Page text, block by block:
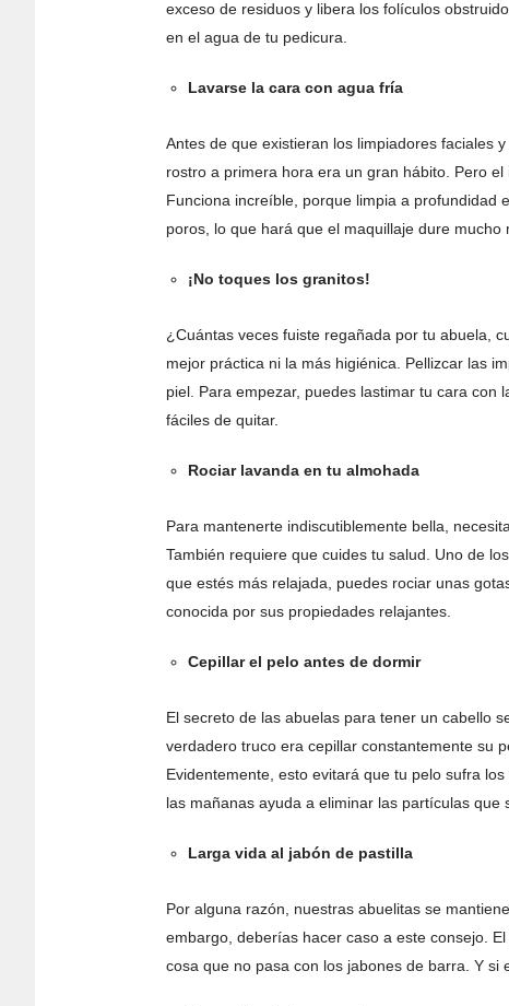
exceso de residuos y libera los folículos
en el agua de tu pedicura.
Lavarse la cara con agua fría
Antes de que existieran los limpiadores faciales
rostro a primera hora era un gran hábito. Pero
Funciona increíble, porque limpia a profundidad
poros, lo que hará que el maquillaje dure mucho
¡No toques los granitos!
¿Cuántas veces fuiste regañada por tu abuela,
mejor práctica ni la más higiénica. Pellizcar las
piel. Para empezar, puedes lastimar tu cara
fáciles de quitar.
Rociar lavanda en tu almohada
Para mantenerte indiscutiblemente bella,
También requiere que cuides tu salud. Uno de
que estés más relajada, puedes rociar unas
conocida por sus propiedades relajantes.
Cepillar el pelo antes de dormir
El secreto de las abuelas para tener un cabello
verdadero truco era cepillar constantemente su
Evidentemente, esto evitará que tu pelo sufra
las mañanas ayuda a eliminar las partículas que
Larga vida al jabón de pastilla
Por alguna razón, nuestras abuelitas se
embargo, deberías hacer caso a este consejo.
cosa que no pasa con los jabones de barra. Y